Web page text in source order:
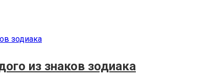
из знаков зодиака